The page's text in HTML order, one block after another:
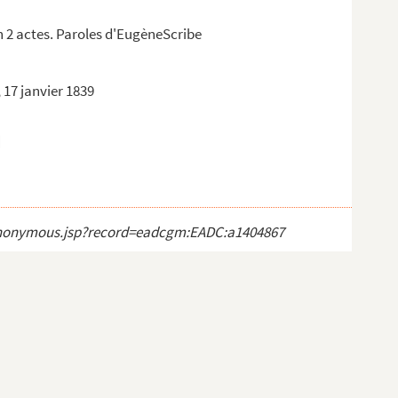
actes. Paroles d'EugèneScribe
janvier 1839